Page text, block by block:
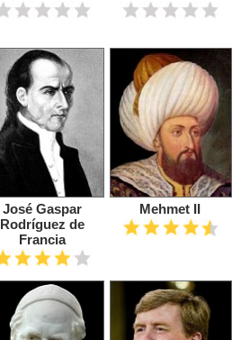
José Gaspar
Rodríguez de
Francia
Mehmet II